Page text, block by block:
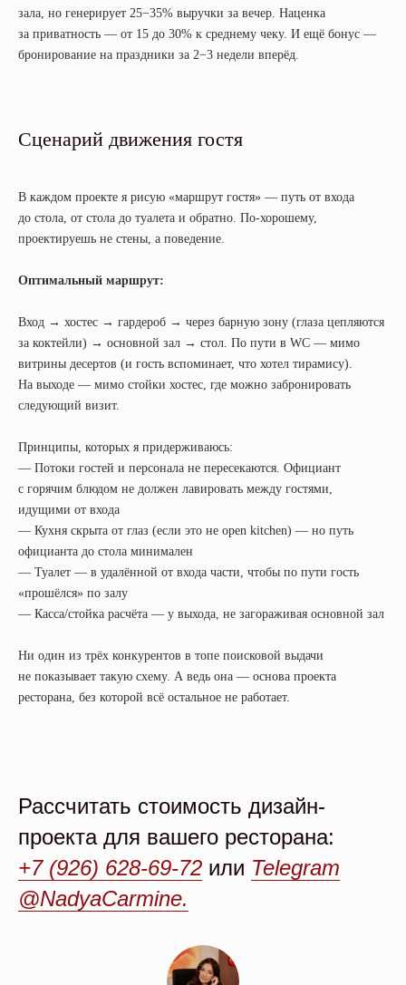
зала, но генерирует 25−35% выручки за вечер. Наценка
за приватность — от 15 до 30% к среднему чеку. И ещё бонус —
бронирование на праздники за 2−3 недели вперёд.
Сценарий движения гостя
В каждом проекте я рисую «маршрут гостя» — путь от входа
до стола, от стола до туалета и обратно. По-хорошему,
проектируешь не стены, а поведение.
Оптимальный маршрут:
Вход → хостес → гардероб → через барную зону (глаза цепляются
за коктейли) → основной зал → стол. По пути в WC — мимо
витрины десертов (и гость вспоминает, что хотел тирамису).
На выходе — мимо стойки хостес, где можно забронировать
следующий визит.
Принципы, которых я придерживаюсь:
— Потоки гостей и персонала не пересекаются. Официант
с горячим блюдом не должен лавировать между гостями,
идущими от входа
— Кухня скрыта от глаз (если это не open kitchen) — но путь
официанта до стола минимален
— Туалет — в удалённой от входа части, чтобы по пути гость
«прошёлся» по залу
— Касса/стойка расчёта — у выхода, не загораживая основной зал
Ни один из трёх конкурентов в топе поисковой выдачи
не показывает такую схему. А ведь она — основа проекта
ресторана, без которой всё остальное не работает.
Рассчитать стоимость дизайн-
проекта для вашего ресторана:
+7 (926) 628-69-72 или Telegram
@NadyaCarmine.